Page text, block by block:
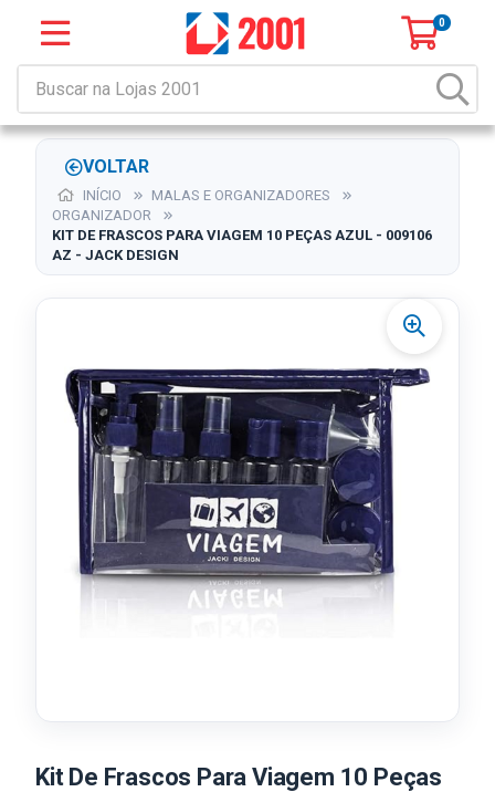
0
VOLTAR
INÍCIO
MALAS E ORGANIZADORES
ORGANIZADOR
KIT DE FRASCOS PARA VIAGEM 10 PEÇAS AZUL - 009106
AZ - JACK DESIGN
Kit De Frascos Para Viagem 10 Peças